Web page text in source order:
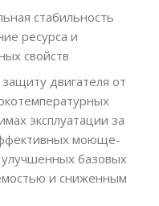
стабильность
ресурса и
свойств
двигателя от
эксплуатации за
моюще-
базовых
и сниженным